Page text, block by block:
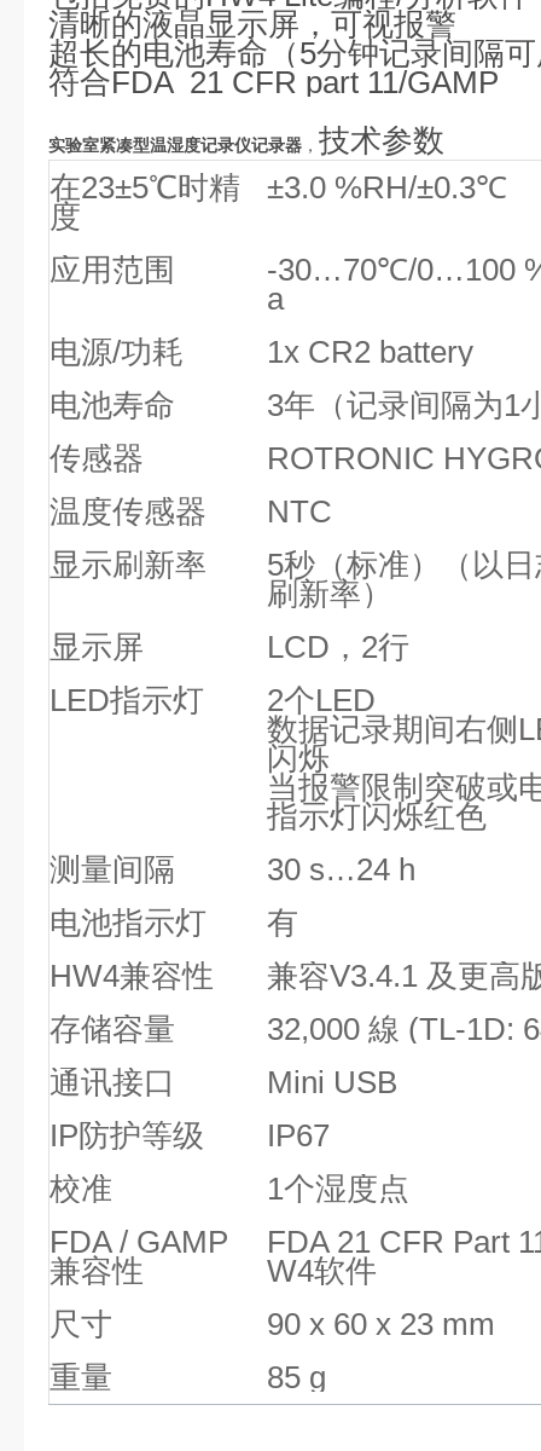
清晰的液晶显示屏，可视报警
超长的电池寿命（5分钟记录间隔
符合FDA 21 CFR part 11/GAMP
实验室紧凑型温湿度记录仪记录器 ， 技术参数
在23±5℃时精
度
±3.0 %RH/±0.3℃
应用范围 -30…70℃/0…100
a
电源/功耗
1x CR2 battery
电池寿命
3年（记录间隔为1
传感器
ROTRONIC
温度传感器
NTC
显示刷新率
5秒（标准）（以
刷新率）
显示屏
LCD，2行
LED指示灯
2个LED
数据记录期间右侧
闪烁
当报警限制突破或
指示灯闪烁红色
测量间隔
30 s…24 h
电池指示灯
有
HW4兼容性
兼容V3.4.1 及更高
存储容量
32,000 線 (TL-1D:
通讯接口
Mini USB
IP防护等级
IP67
校准
1个湿度点
FDA / GAMP
兼容性
FDA 21 CFR Part
W4软件
尺寸
90 x 60 x 23 mm
重量
85 g